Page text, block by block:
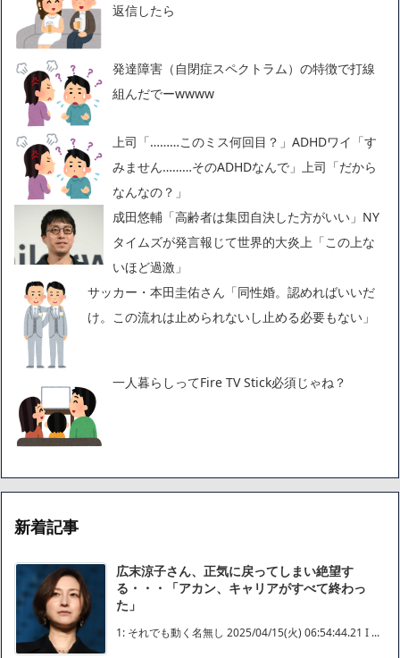
返信したら
発達障害（自閉症スペクトラム）の特徴で打線
組んだでーwwww
上司「………このミス何回目？」ADHDワイ「す
みません………そのADHDなんで」上司「だから
なんなの？」
成田悠輔「高齢者は集団自決した方がいい」NY
タイムズが発言報じて世界的大炎上「この上な
いほど過激」
サッカー・本田圭佑さん「同性婚。認めればいいだ
け。この流れは止められないし止める必要もない」
一人暮らしってFire TV Stick必須じゃね？
新着記事
広末涼子さん、正気に戻ってしまい絶望す
る・・・「アカン、キャリアがすべて終わっ
た」
1: それでも動く名無し 2025/04/15(火) 06:54:44.21 I ...